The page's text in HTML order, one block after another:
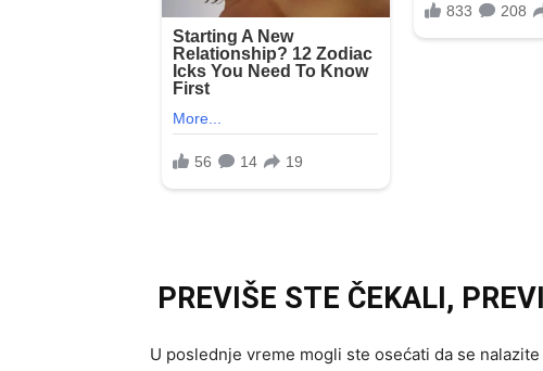
PREVIŠE STE ČEKALI,
U poslednje vreme mogli ste osećati da se